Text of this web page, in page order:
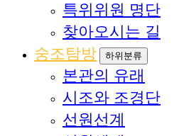
특위위원 명단
찾아오시는 길
숭조탐방
하위분류
본관의 유래
시조와 조경단
선원선계